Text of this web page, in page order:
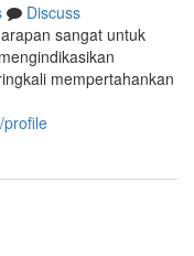
Discuss
sangat untuk
mempertahankan
profile